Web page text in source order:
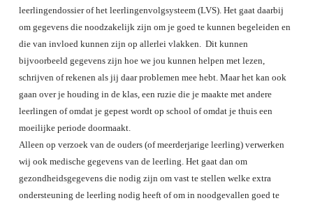
leerlingendossier of het leerlingenvolgsysteem (LVS). Het gaat daarbij
om gegevens die noodzakelijk zijn om je goed te kunnen begeleiden en
die van invloed kunnen zijn op allerlei vlakken. Dit kunnen
bijvoorbeeld gegevens zijn hoe we jou kunnen helpen met lezen,
schrijven of rekenen als jij daar problemen mee hebt. Maar het kan ook
gaan over je houding in de klas, een ruzie die je maakte met andere
leerlingen of omdat je gepest wordt op school of omdat je thuis een
moeilijke periode doormaakt.
Alleen op verzoek van de ouders (of meerderjarige leerling) verwerken
wij ook medische gegevens van de leerling. Het gaat dan om
gezondheidsgegevens die nodig zijn om vast te stellen welke extra
ondersteuning de leerling nodig heeft of om in noodgevallen goed te